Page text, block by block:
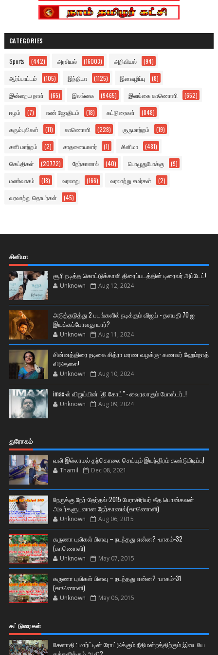
CATEGORIES
Sports (442) அரசியல் (16003) அறிவியல் (94)
ஆர்ப்பாட்டம் (105) இந்தியா (1125) இனவழிப்பு (8)
இன்றைய நாள் (65) இலங்கை (9465) இலங்கை காணொளி (652)
ஈழம் (7) எண் ஜோதிடம் (18) கட்டுரைகள் (848)
கரும்புலிகள் (11) காணொளி (228) குருமாற்றம் (19)
சனி மாற்றம் (2) சாதனையாளர் (1) சினிமா (481)
செய்திகள் (20772) நேர்காணல் (40) பொழுதுபோக்கு (9)
மண்வாசம் (18) வரலாறு (166) வரலாற்று சமர்கள் (2)
வரலாற்று தொடர்கள் (45)
சினிமா
சூரி நடித்த கொட்டுக்காளி திரைப்படத்தின் டிரைலர் அப்டேட்!
Unknown Aug 12, 2024
அடுத்தடுத்து 2 படங்களில் நடிக்கும் விஜய் - தளபதி 70 ஐ
இயக்கப்போவது யார்?
Unknown Aug 11, 2024
சின்னத்திரை நடிகை சித்ரா மரண வழக்கு- கணவர் ஹேம்நாத்
விடுதலை!
Unknown Aug 10, 2024
imax-ல் விஜய்யின் "தி கோட்" - வைரலாகும் போஸ்டர்..!
Unknown Aug 09, 2024
துரோகம்
வலி இல்லாமல் தற்கொலை செய்யும் இயந்திரம் கண்டுபிடிப்பு!
Thamil Dec 08, 2021
நேருக்கு நேர்-தேர்தல்-2015 பேராசிரியர் கீத பொன்கலன்
அவர்களுடனான நேர்காணல்(காணொளி)
Unknown Aug 06, 2015
கருணா புலிகள் பிளவு – நடந்தது என்ன? -பாகம்-32
(காணொளி)
Unknown May 07, 2015
கருணா புலிகள் பிளவு – நடந்தது என்ன? -பாகம்-31
(காணொளி)
Unknown May 06, 2015
கட்டுரைகள்
சேனாதி : மார்ட்டின் ரோட்டுக்கும் நீதிமன்றத்திற்கும் இடையே